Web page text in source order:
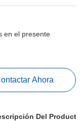
en el presente
Ahora
Del Producto